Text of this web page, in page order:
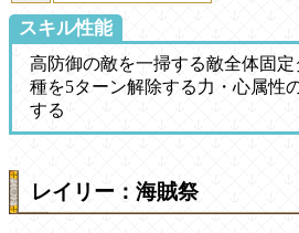
スキル性能
高防御の敵を一掃する敵全体固
種を5ターン解除する力・心属性
する
レイリー：海賊祭